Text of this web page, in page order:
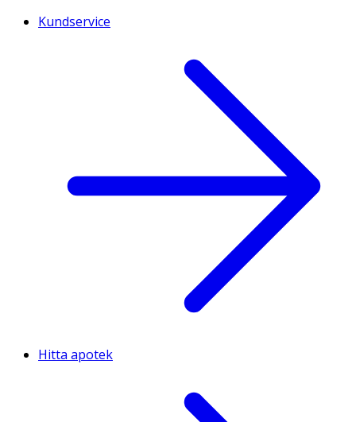
Kundservice
Hitta apotek